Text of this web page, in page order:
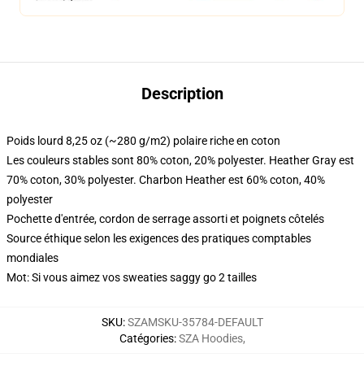
Description
Poids lourd 8,25 oz (~280 g/m2) polaire riche en coton
Les couleurs stables sont 80% coton, 20% polyester. Heather Gray est
70% coton, 30% polyester. Charbon Heather est 60% coton, 40%
polyester
Pochette d'entrée, cordon de serrage assorti et poignets côtelés
Source éthique selon les exigences des pratiques comptables
mondiales
Mot: Si vous aimez vos sweaties saggy go 2 tailles
SKU:SZAMSKU-35784-DEFAULT
Catégories:SZA Hoodies,